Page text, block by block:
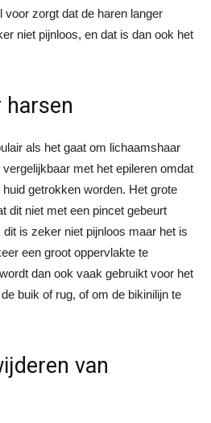
zorgt dat de haren langer
niet pijnloos, en dat is dan ook het
harsen
als het gaat om lichaamshaar
met het epileren omdat
getrokken worden. Het grote
dit niet met een pincet gebeurt
is zeker niet pijnloos maar het is
een groot oppervlakte te
dan ook vaak gebruikt voor het
buik of rug, of om de bikinilijn te
van